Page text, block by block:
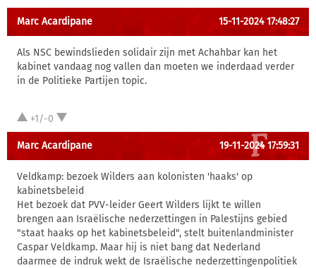
Marc Acardipane 15-11-2024 17:48:27
Als NSC bewindslieden solidair zijn met Achahbar kan het
kabinet vandaag nog vallen dan moeten we inderdaad verder
in de Politieke Partijen topic.
+1/-0
Marc Acardipane 19-11-2024 17:59:31
Veldkamp: bezoek Wilders aan kolonisten 'haaks' op
kabinetsbeleid
Het bezoek dat PVV-leider Geert Wilders lijkt te willen
brengen aan Israëlische nederzettingen in Palestijns gebied
"staat haaks op het kabinetsbeleid", stelt buitenlandminister
Caspar Veldkamp. Maar hij is niet bang dat Nederland
daarmee de indruk wekt de Israëlische nederzettingenpolitiek